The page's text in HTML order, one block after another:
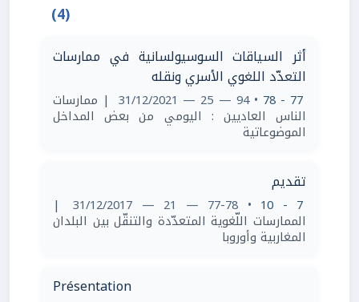
(4)
أثر السياقات السوسيولسانية في ممارسات
التعدّد اللغوي الأسري ونقله
77 - 78
• 94 — 25 — 31/12/2021 | ممارسات
الناس العاديين : اليومي من بعض المداخل
الموضوعاتية
تقديم
7 - 10
• 77-78 — 21 — 31/12/2017
|
الممارسات اللّغوية المتعدّدة والتنقّل بين البلدان
المغاربية وأوروبا
Présentation